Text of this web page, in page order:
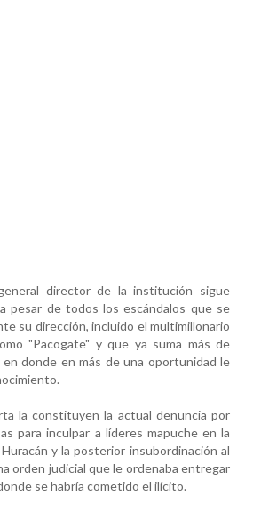
director de la institución sigue
pesar de todos los escándalos que se
su dirección, incluido el multimillonario
"Pacogate" y que ya suma más de
donde en más de una oportunidad le
la constituyen la actual denuncia por
para inculpar a líderes mapuche en la
y la posterior insubordinación al
orden judicial que le ordenaba entregar
se habría cometido el ilícito.